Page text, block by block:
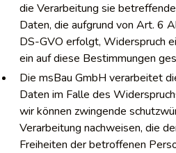
die Verarbeitung sie
Daten, die aufgrund von Art. 6
DS-GVO erfolgt, Widerspruch
ein auf diese Bestimmungen
Die msBau GmbH verarbeitet
Daten im Falle des
wir können zwingende
Verarbeitung nachweisen, die
Freiheiten der betroffenen